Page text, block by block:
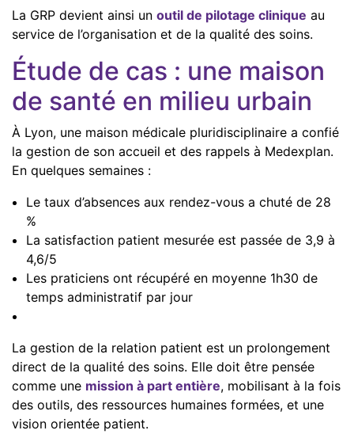
La GRP devient ainsi un outil de pilotage clinique au
service de l’organisation et de la qualité des soins.
Étude de cas : une maison
de santé en milieu urbain
À Lyon, une maison médicale pluridisciplinaire a confié
la gestion de son accueil et des rappels à Medexplan.
En quelques semaines :
Le taux d’absences aux rendez-vous a chuté de 28
%
La satisfaction patient mesurée est passée de 3,9 à
4,6/5
Les praticiens ont récupéré en moyenne 1h30 de
temps administratif par jour
La gestion de la relation patient est un prolongement
direct de la qualité des soins. Elle doit être pensée
comme une mission à part entière, mobilisant à la fois
des outils, des ressources humaines formées, et une
vision orientée patient.